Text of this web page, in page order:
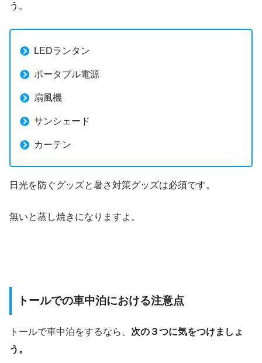
う。
LEDランタン
ポータブル電源
扇風機
サンシェード
カーテン
日光を防ぐグッズと暑さ対策グッズは必須です。
無いと蒸し焼きになりますよ。
トールでの車中泊における注意点
トールで車中泊をするなら、 次の３つに気をつけましょ
う。